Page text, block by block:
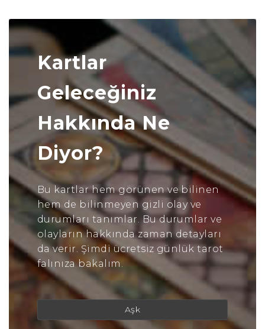
Kartlar
Geleceğiniz
Hakkında Ne
Diyor?
Bu kartlar hem görünen ve bilinen
hem de bilinmeyen gizli olay ve
durumları tanımlar. Bu durumlar ve
olayların hakkında zaman detayları
da verir. Şimdi ücretsiz günlük tarot
falınıza bakalım.
Aşk